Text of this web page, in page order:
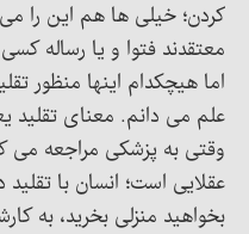
کردن؛ خیلی ها هم این را
معتقدند فتوا و یا رساله
اما هیچکدام اینها منظور
علم می دانم. معنای تقلید
وقتی به پزشکی مراجعه می
عقلایی است؛ انسان با
بخواهید منزلی بخرید، به